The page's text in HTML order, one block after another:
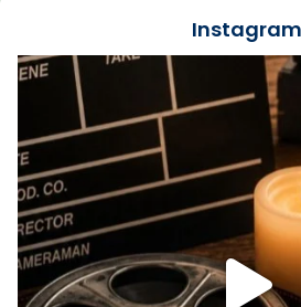
Recupera l'entrevista comp
tican News 👇
www.vaticannews.va/es/
07/carmina-historia-
espana-testimoni...
Foto
View on Facebook · Share
Instagram